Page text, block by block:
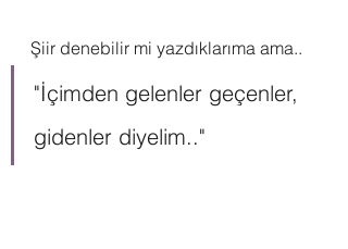
Şiir denebilir mi yazdıklarıma ama..
"İçimden gelenler geçenler,
gidenler diyelim.."